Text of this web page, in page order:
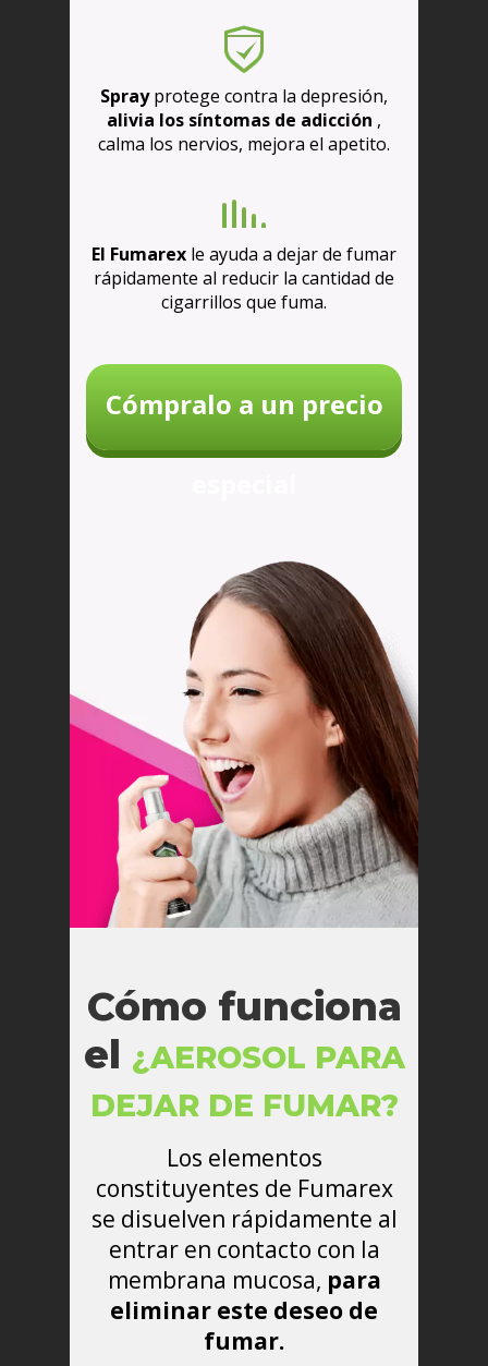
Sprayprotege contra la depresión,
alivia los síntomas de adicción ,
calma los nervios, mejora el apetito.
El Fumarex le ayuda a dejar de fumar
rápidamente al reducir la cantidad de
cigarrillos que fuma.
Cómpralo a un precio
Cómo funciona
el ¿AEROSOL PARA
DEJAR DE FUMAR?
Los elementos
constituyentes de Fumarex
se disuelven rápidamente al
entrar en contacto con la
membrana mucosa, para
eliminar este deseo de
fumar.